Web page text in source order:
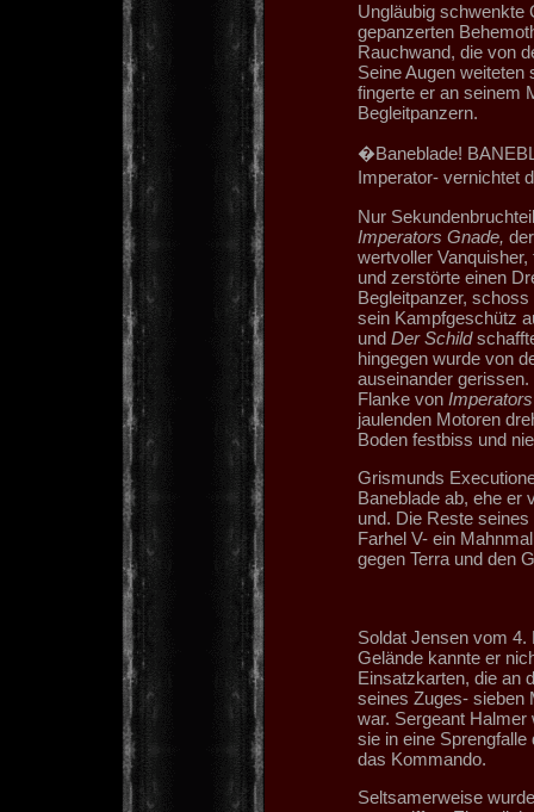
Ungläubig schwenkte
gepanzerten
Rauchwand, die von
Seine Augen
fingerte er an seinem
Begleitpanzern.
�Baneblade!
Imperator- vernichtet
Nur
Imperators Gnade,
wertvoller
und zerstörte einen
Begleitpanzer,
sein Kampfgeschütz
und Der Schild
hingegen wurde von
auseinander
Flanke von
jaulenden Motoren
Boden festbiss und
Grismunds
Baneblade ab, ehe er
und. Die Reste
Farhel V- ein
gegen Terra und den
Soldat Jensen vom
Gelände kannte er
Einsatzkarten, die an
seines Zuges- sieben
war. Sergeant Halmer
sie in eine
das Kommando.
Seltsamerweise